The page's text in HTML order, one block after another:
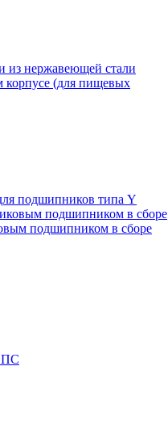
нержавеющей стали
(для пищевых
подшипников типа Y
подшипником в сборе
подшипником в сборе